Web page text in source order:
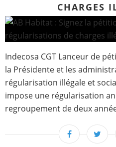
CHARGES
Indecosa CGT Lanceur de
la Présidente et les
régularisation illégale et
impose une régularisation
regroupement de deux